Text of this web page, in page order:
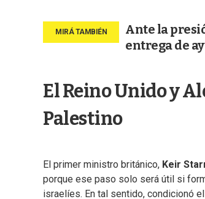
Ante la
entrega de
El Reino Unido y
Palestino
El primer ministro británico, Keir
porque ese paso solo será útil si
israelíes. En tal sentido, condicionó